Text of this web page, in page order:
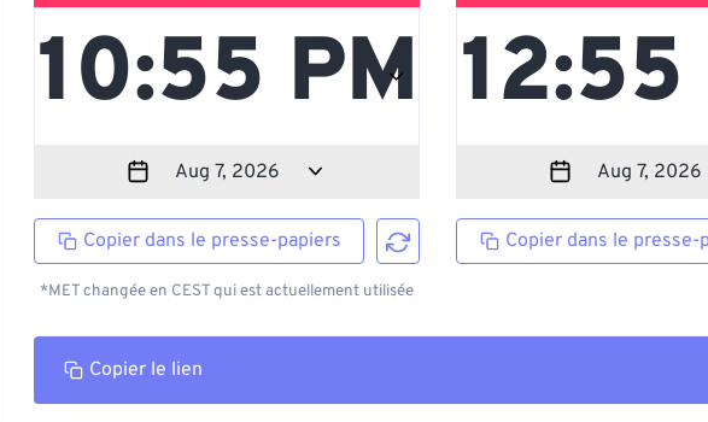
Copier dans le presse-papiers
*MET changée en CEST qui est actuellement utilisée
Copier dans le presse-
Copier le lien